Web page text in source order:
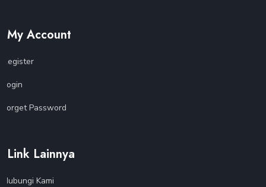
My Account
Register
Login
Forget Password
Link Lainnya
Hubungi Kami